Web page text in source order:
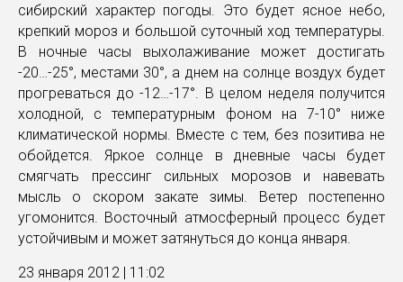
сибирский характер погоды. Это будет ясное небо,
крепкий мороз и большой суточный ход температуры.
В ночные часы выхолаживание может достигать
-20…-25°, местами 30°, а днем на солнце воздух будет
прогреваться до -12…-17°. В целом неделя получится
холодной, с температурным фоном на 7-10° ниже
климатической нормы. Вместе с тем, без позитива не
обойдется. Яркое солнце в дневные часы будет
смягчать прессинг сильных морозов и навевать
мысль о скором закате зимы. Ветер постепенно
угомонится. Восточный атмосферный процесс будет
устойчивым и может затянуться до конца января.
23 января 2012 | 11:02